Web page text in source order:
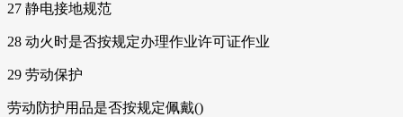
27 静电接地规范
28 动火时是否按规定办理作业许可证作业
29 劳动保护
劳动防护用品是否按规定佩戴()